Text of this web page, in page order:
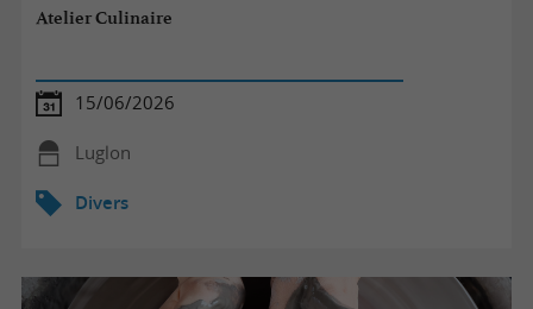
Atelier Culinaire
15/06/2026
Luglon
Divers